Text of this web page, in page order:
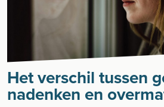
Het verschil tussen
nadenken en